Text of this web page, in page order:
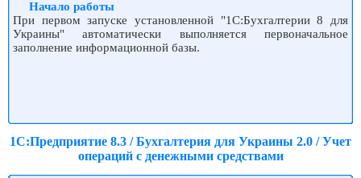
Начало работы
При первом запуске установленной "1С:Бухгалтерии 8 для
Украины" автоматически выполняется первоначальное
заполнение информационной базы.
1С:Предприятие 8.3 / Бухгалтерия для Украины 2.0 / Учет
операций с денежными средствами